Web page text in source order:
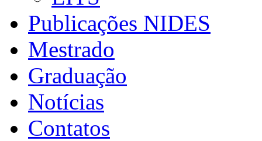
Publicações NIDES
Mestrado
Graduação
Notícias
Contatos